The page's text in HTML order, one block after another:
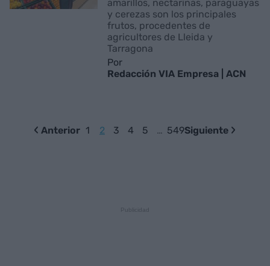
amarillos, nectarinas, paraguayas
y cerezas son los principales
frutos, procedentes de
agricultores de Lleida y
Tarragona
Por
Redacción VIA Empresa | ACN
Anterior 1 2 3 4 5 … 549Siguiente